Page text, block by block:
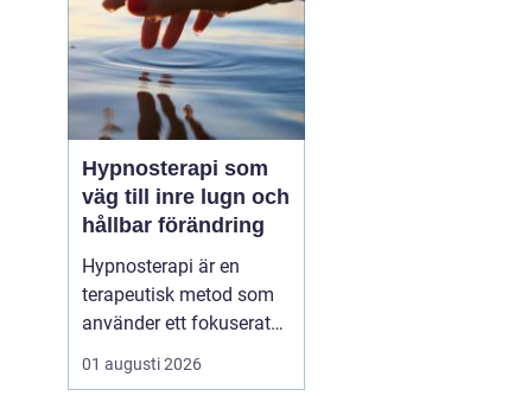
Karlskr...
Hypnosterapi som
väg till inre lugn och
hållbar förändring
Hypnosterapi är en
terapeutisk metod som
använder ett fokuserat
och avslappnat
sinnestillstånd för att
01 augusti 2026